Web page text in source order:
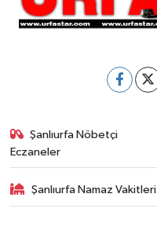
Şanlıurfa Nöbetçi
Eczaneler
Şanlıurfa Namaz Vakitleri